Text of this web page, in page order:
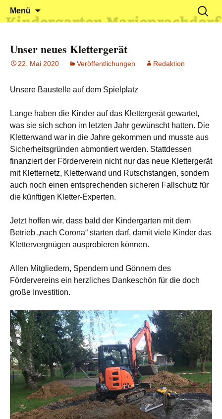
Kindergarten Marienrachdorf
Klein reingehen – Groß rauskommen
Menü
Suchen
nach:
Unser neues Klettergerät
22. Mai 2020 Veröffentlichungen Redaktion
Unsere Baustelle auf dem Spielplatz
Lange haben die Kinder auf das Klettergerät gewartet,
was sie sich schon im letzten Jahr gewünscht hatten. Die
Kletterwand war in die Jahre gekommen und musste aus
Sicherheitsgründen abmontiert werden. Stattdessen
finanziert der Förderverein nicht nur das neue Klettergerät
mit Kletternetz, Kletterwand und Rutschstangen, sondern
auch noch einen entsprechenden sicheren Fallschutz für
die künftigen Kletter-Experten.
Jetzt hoffen wir, dass bald der Kindergarten mit dem
Betrieb „nach Corona“ starten darf, damit viele Kinder das
Klettervergnügen ausprobieren können.
Allen Mitgliedern, Spendern und Gönnern des
Fördervereins ein herzliches Dankeschön für die doch
große Investition.